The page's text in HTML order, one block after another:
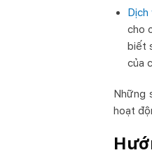
cho
biết
của
Những
hoạt